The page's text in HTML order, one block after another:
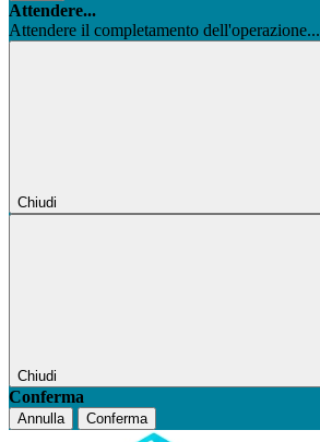
Attendere...
Attendere il completamento dell'operazione...
Chiudi
Chiudi
Conferma
Annulla Conferma